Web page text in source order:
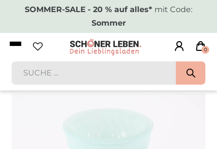
SOMMER-SALE - 20 % auf alles* mit Code:
Sommer
0